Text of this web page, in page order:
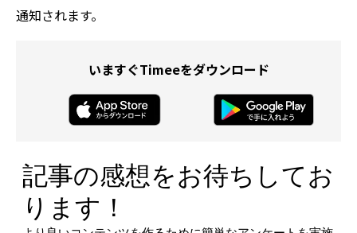
通知されます。
いますぐTimeeをダウンロード